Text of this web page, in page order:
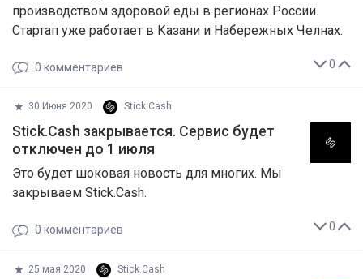
производством здоровой еды в регионах России.
Стартап уже работает в Казани и Набережных Челнах.
0
0 комментариев
30 Июня 2020 Stick.Cash
Stick.Cash закрывается. Сервис будет
отключен до 1 июля
Это будет шоковая новость для многих. Мы
закрываем Stick.Cash.
0
0 комментариев
25 мая 2020 Stick.Cash